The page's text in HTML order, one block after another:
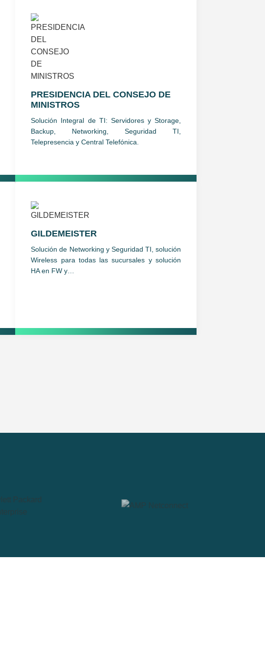
PRESIDENCIA DEL CONSEJO DE
MINISTROS
Solución Integral de TI: Servidores y Storage,
Backup, Networking, Seguridad TI,
Telepresencia y Central Telefónica.
GILDEMEISTER
Solución de Networking y Seguridad TI, solución
Wireless para todas las sucursales y solución
HA en FW y…